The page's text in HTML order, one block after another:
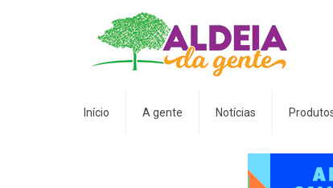
Início A gente Notícias